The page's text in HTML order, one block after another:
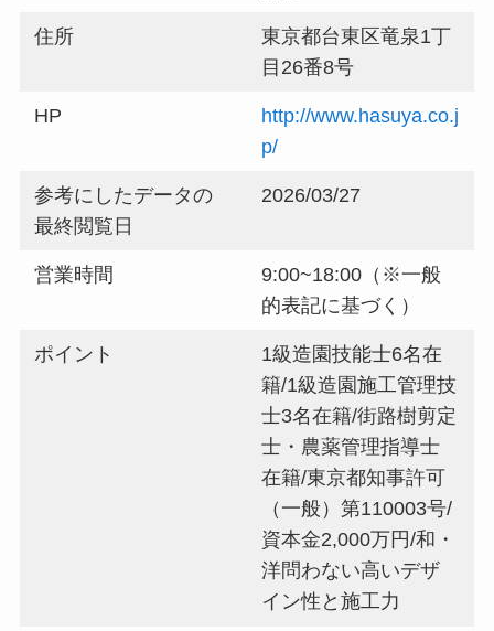
住所
東京都台東区竜泉1丁
目26番8号
HP
http://www.hasuya.co.j
p/
参考にしたデータの
最終閲覧日
2026/03/27
営業時間
9:00~18:00（※一般
的表記に基づく）
ポイント
1級造園技能士6名在
籍/1級造園施工管理技
士3名在籍/街路樹剪定
士・農薬管理指導士
在籍/東京都知事許可
（一般）第110003号/
資本金2,000万円/和・
洋問わない高いデザ
イン性と施工力